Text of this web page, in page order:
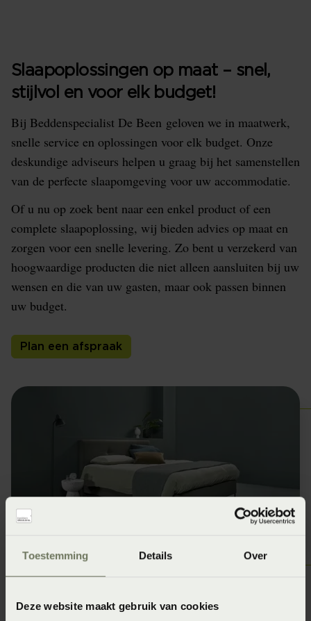
Toestemming Details Over
Deze website maakt gebruik van cookies
Slaapoplossingen op maat – snel,
stijlvol en voor elk budget!
Bij Beddenspecialist De Been geloven we in maatwerk,
snelle service en oplossingen voor elk budget. Onze
deskundige adviseurs helpen u graag bij het samenstellen
van de perfecte slaapomgeving voor uw accommodatie.
Of u nu op zoek bent naar een enkel product of een
complete slaapoplossing, wij bieden advies op maat en
zorgen voor een snelle levering. Zo bent u verzekerd van
hoogwaardige producten die niet alleen aansluiten bij uw
wensen en die van uw gasten, maar ook passen binnen
uw budget.
Plan een afspraak
gasten